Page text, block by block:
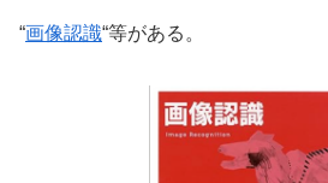
“画像認識“等がある。